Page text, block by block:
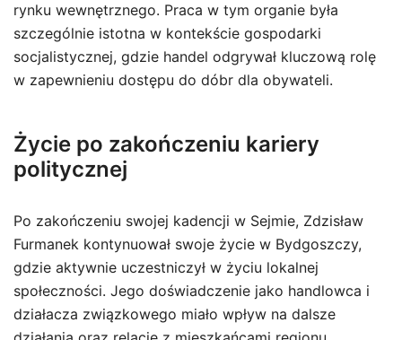
rynku wewnętrznego. Praca w tym organie była
szczególnie istotna w kontekście gospodarki
socjalistycznej, gdzie handel odgrywał kluczową rolę
w zapewnieniu dostępu do dóbr dla obywateli.
Życie po zakończeniu kariery
politycznej
Po zakończeniu swojej kadencji w Sejmie, Zdzisław
Furmanek kontynuował swoje życie w Bydgoszczy,
gdzie aktywnie uczestniczył w życiu lokalnej
społeczności. Jego doświadczenie jako handlowca i
działacza związkowego miało wpływ na dalsze